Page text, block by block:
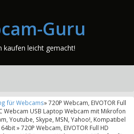
Guru
kaufen leicht gemacht!
für Webcams» 720P Webcam, EIVOTOR Full
Webcam USB Laptop Webcam mit Mikrofon
Youtube, Skype, MSN, Yahoo!, Kompatibel
» 720P Webcam, EIVOTOR Full HD